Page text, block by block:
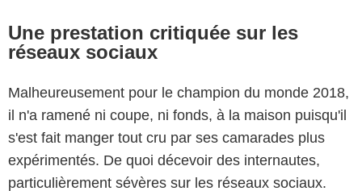
Une prestation critiquée sur les
réseaux sociaux
Malheureusement pour le champion du monde 2018,
il n'a ramené ni coupe, ni fonds, à la maison puisqu'il
s'est fait manger tout cru par ses camarades plus
expérimentés. De quoi décevoir des internautes,
particulièrement sévères sur les réseaux sociaux.